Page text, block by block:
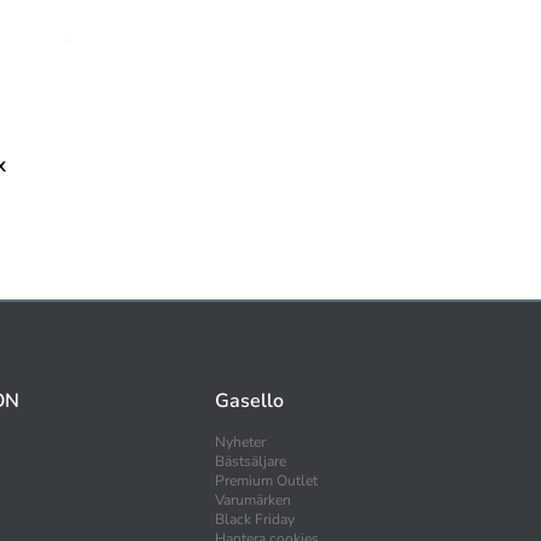
Gasello
Nyheter
Bästsäljare
Premium Outlet
Varumärken
Black Friday